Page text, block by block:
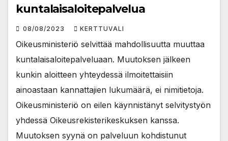
kuntalaisaloitepalvelua
08/08/2023 KERTTUVALI
Oikeusministeriö selvittää mahdollisuutta muuttaa
kuntalaisaloitepalveluaan. Muutoksen jälkeen
kunkin aloitteen yhteydessä ilmoitettaisiin
ainoastaan kannattajien lukumäärä, ei nimitietoja.
Oikeusministeriö on eilen käynnistänyt selvitystyön
yhdessä Oikeusrekisterikeskuksen kanssa.
Muutoksen syynä on palveluun kohdistunut